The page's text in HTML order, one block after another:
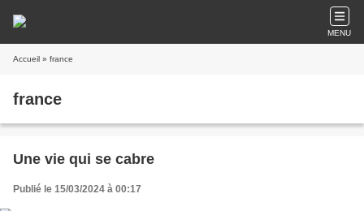
MENU
Accueil » france
france
Une vie qui se cabre
Publié le 15/03/2024 à 00:17